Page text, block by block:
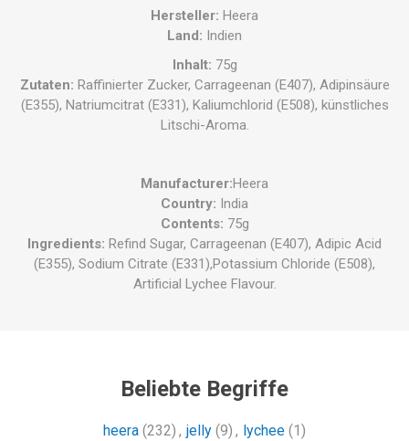
Hersteller: Heera
Land: Indien
Inhalt: 75g
Zutaten: Raffinierter Zucker, Carrageenan (E407), Adipinsäure
(E355), Natriumcitrat (E331), Kaliumchlorid (E508), künstliches
Litschi-Aroma.
Manufacturer:Heera
Country: India
Contents: 75g
Ingredients: Refind Sugar, Carrageenan (E407), Adipic Acid
(E355), Sodium Citrate (E331),Potassium Chloride (E508),
Artificial Lychee Flavour.
Beliebte Begriffe
heera (232) , jelly (9) , lychee (1)